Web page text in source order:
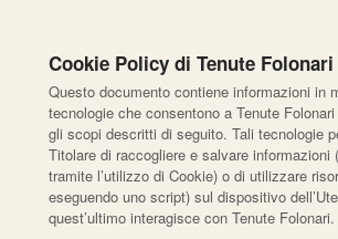
Cookie Policy di Tenute Folonari
Questo documento contiene informazioni in
tecnologie che consentono a Tenute
gli scopi descritti di seguito. Tali tecnologie
Titolare di raccogliere e salvare informazioni
tramite l’utilizzo di Cookie) o di utilizzare
eseguendo uno script) sul dispositivo
quest’ultimo interagisce con Tenute Folonari.